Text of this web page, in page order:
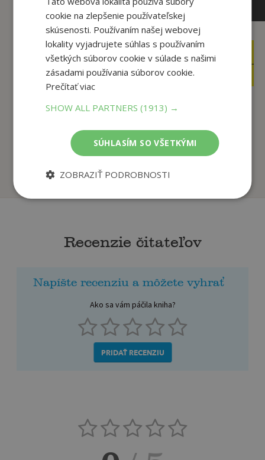
24,90
23
Akadémia arkána
Elise Kova
Na sklade
(špeciálne vydanie) -
P...
Martin George R. R.
Na sklade
Recenzie čitateľov
Napíšte recenziu a môžete vyhrať
Ako sa vám páčila kniha?
PRIDAŤ RECENZIU
cookie na zlepšenie používateľskej
skúsenosti. Používaním našej webovej
lokality vyjadrujete súhlas s používaním
všetkých súborov cookie v súlade s našimi
zásadami používania súborov cookie.
Prečítať viac
SHOW ALL PARTNERS(1913) →
SÚHLASÍM SO VŠETKÝMI
ZOBRAZIŤ PODROBNOSTI